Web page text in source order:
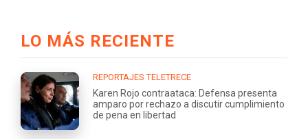
LO MÁS RECIENTE
REPORTAJES TELETRECE
Karen Rojo contraataca: Defensa presenta
amparo por rechazo a discutir cumplimiento
de pena en libertad